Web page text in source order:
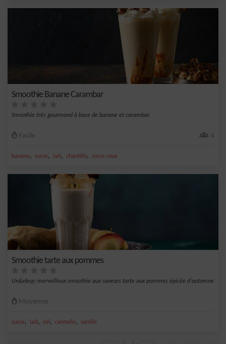
Smoothie Banane Carambar
Smoothie très gourmand à base de banane et carambar.
Facile 4
banane, sucre, lait, chantilly, sucre roux
Smoothie tarte aux pommes
Un&nbsp; merveilleux smoothie aux saveurs tarte aux pommes épicée d'automne
Moyenne
sucre, lait, sel , cannelle, vanille